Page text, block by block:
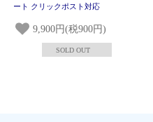
ート クリックポスト対応
9,900円(税900円)
SOLD OUT